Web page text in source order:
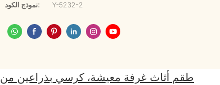
نموذج الكود:
Y-5232-2
طقم أثاث غرفة معيشة، كرسي بذراعين من